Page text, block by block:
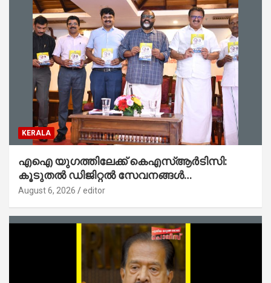
KERALA
എഐ യുഗത്തിലേക്ക് കെഎസ്ആർടിസി:
കൂടുതൽ ഡിജിറ്റൽ സേവനങ്ങൾ
ജനങ്ങളിലേക്കെത്തിക്കും – മന്ത്രി സി പി
August 6, 2026 editor